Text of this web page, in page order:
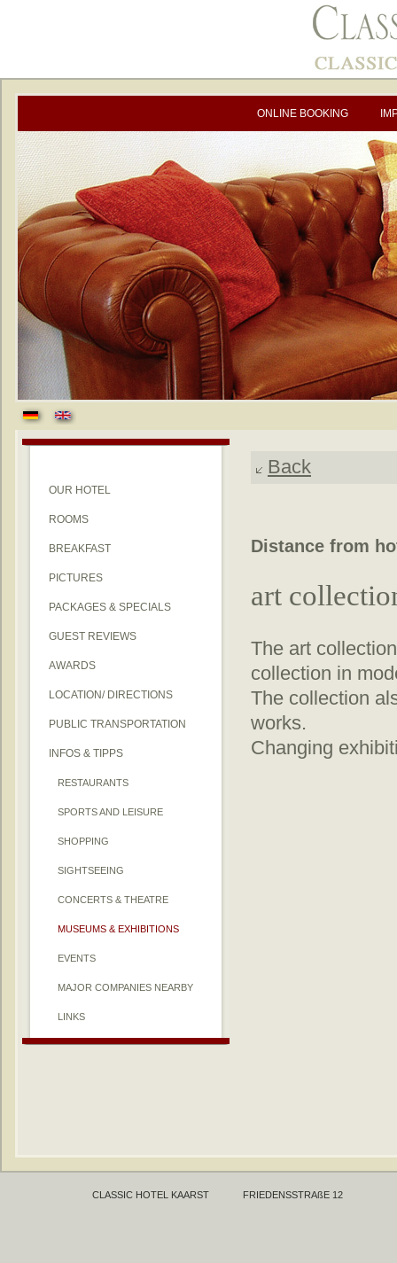
ONLINE BOOKING
OUR HOTEL
ROOMS
BREAKFAST
PICTURES
PACKAGES & SPECIALS
GUEST REVIEWS
AWARDS
LOCATION/ DIRECTIONS
PUBLIC TRANSPORTATION
INFOS & TIPPS
RESTAURANTS
SPORTS AND LEISURE
SHOPPING
SIGHTSEEING
CONCERTS & THEATRE
MUSEUMS & EXHIBITIONS
EVENTS
MAJOR COMPANIES NEARBY
LINKS
Back
Distance from
art
The art
collection in
The collection
works.
Changing
CLASSIC HOTEL KAARST FRIEDENSSTRAßE 12